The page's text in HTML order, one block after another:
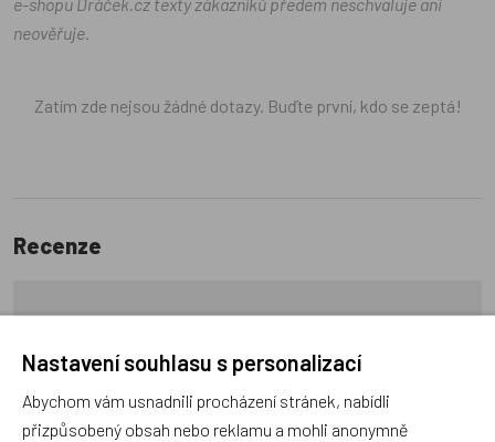
neověřuje.
Zatím zde nejsou žádné dotazy. Buďte první, kdo se zeptá!
Recenze
Produkt zatím nemá žádné hodnocení,buďte první, kdo
Přidat hodnocení
Nastavení souhlasu s personalizací
Abychom vám usnadnili procházení stránek, nabídli
přizpůsobený obsah nebo reklamu a mohli anonymně